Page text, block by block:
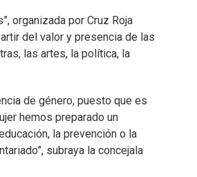
organizada por Cruz Roja
del valor y presencia de las
las artes, la política, la
de género, puesto que es
hemos preparado un
la prevención o la
subraya la concejala